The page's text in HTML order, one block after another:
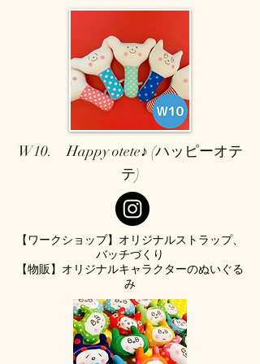
W10. Happy otete♪ (ハッピーオテ
テ)
【ワークショップ】オリジナルストラップ、
バッチづくり
【物販】オリジナルキャラクターのぬいぐる
み